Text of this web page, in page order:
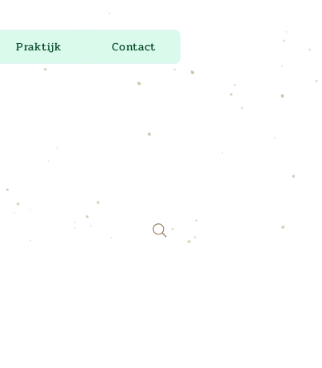
Praktijk Contact